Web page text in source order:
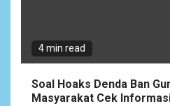
4 min read
Soal Hoaks Denda Ban
Masyarakat Cek